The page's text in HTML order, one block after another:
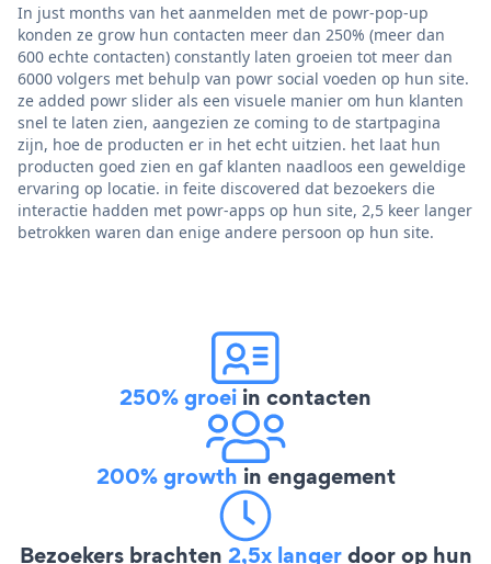
In just months van het aanmelden met de powr-pop-up
konden ze grow hun contacten meer dan 250% (meer dan
600 echte contacten) constantly laten groeien tot meer dan
6000 volgers met behulp van powr social voeden op hun site.
ze added powr slider als een visuele manier om hun klanten
snel te laten zien, aangezien ze coming to de startpagina
zijn, hoe de producten er in het echt uitzien. het laat hun
producten goed zien en gaf klanten naadloos een geweldige
ervaring op locatie. in feite discovered dat bezoekers die
interactie hadden met powr-apps op hun site, 2,5 keer langer
betrokken waren dan enige andere persoon op hun site.
250% groei in contacten
200% growth in engagement
Bezoekers brachten 2,5x langerdoor op hun